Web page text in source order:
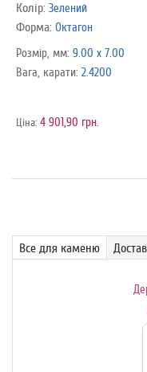
Колір: Зелений
Форма: Октагон
Розмір, мм: 9.00 x 7.00
Вага, карати: 2.4200
Ціна: 4 901,90 грн.
Все для каменю